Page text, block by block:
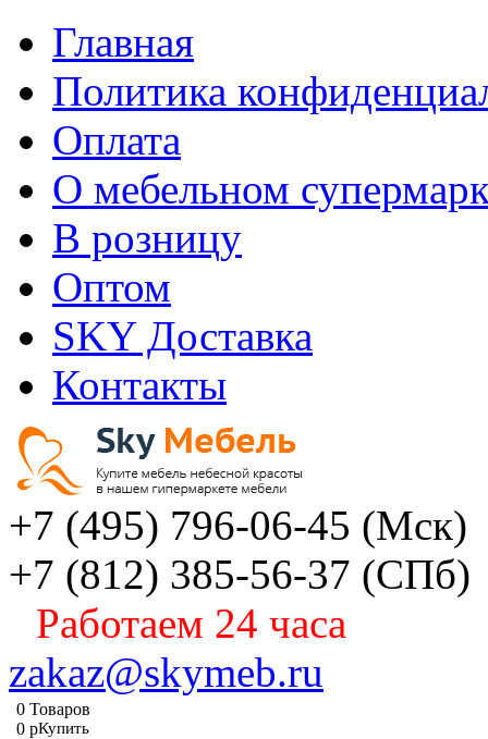
Главная
Политика
Оплата
О мебельном
В розницу
Оптом
SKY Доставка
Контакты
+7 (495) 796-06-45 (Мск)
+7 (812) 385-56-37 (СПб)
Работаем 24 часа
zakaz@skymeb.ru
0 Товаров
0 pКупить